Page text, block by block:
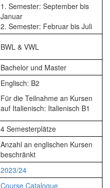
1. Semester: September bis
Januar
2. Semester: Februar bis Juli
BWL & VWL
Bachelor und Master
Englisch: B2
Für die Teilnahme an Kursen
auf Italienisch: Italienisch B1
4 Semesterplätze
Anzahl an englischen Kursen
beschränkt
2023/24
Course Catalogue